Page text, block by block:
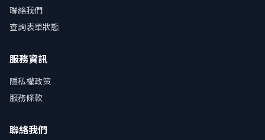
聯絡我們
查詢表單狀態
服務資訊
隱私權政策
服務條款
聯絡我們